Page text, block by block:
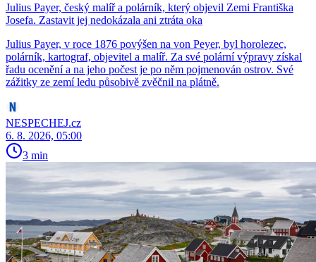
Julius Payer, český malíř a polárník, který objevil Zemi Františka
Josefa. Zastavit jej nedokázala ani ztráta oka
Julius Payer, v roce 1876 povýšen na von Peyer, byl horolezec,
polárník, kartograf, objevitel a malíř. Za své polární výpravy získal
řadu ocenění a na jeho počest je po něm pojmenován ostrov. Své
zážitky ze zemí ledu působivě zvěčnil na plátně.
NESPECHEJ.cz
6. 8. 2026, 05:00
3 min